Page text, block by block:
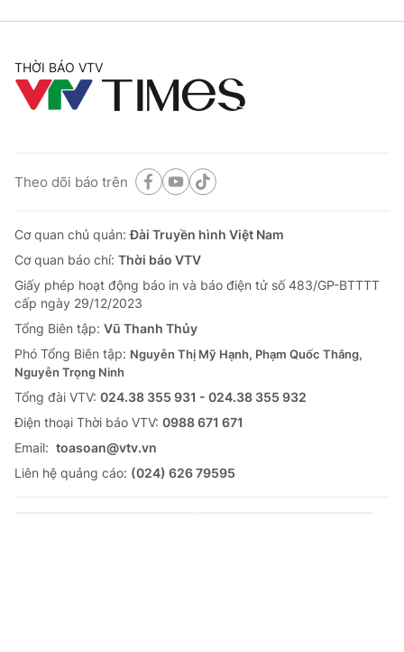
THỜI BÁO VTV
Theo dõi báo trên
Cơ quan chủ quản:Đài Truyền hình Việt Nam
Cơ quan báo chí: Thời báo VTV
Giấy phép hoạt động báo in và báo điện tử số 483/GP-BTTTT
cấp ngày 29/12/2023
Tổng Biên tập: Vũ Thanh Thủy
Phó Tổng Biên tập: Nguyễn Thị Mỹ Hạnh, Phạm Quốc Thắng,
Nguyễn Trọng Ninh
Tổng đài VTV: 024.38 355 931 - 024.38 355 932
Ðiện thoại Thời báo VTV: 0988 671 671
Email: toasoan@vtv.vn
Liên hệ quảng cáo: (024) 626 79595